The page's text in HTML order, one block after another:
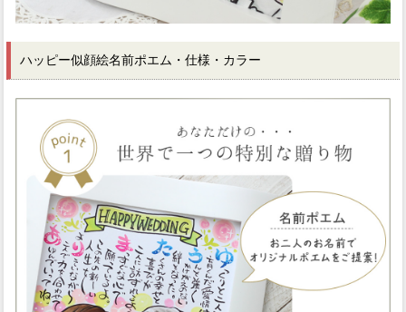
ハッピー似顔絵名前ポエム・仕様・カラー